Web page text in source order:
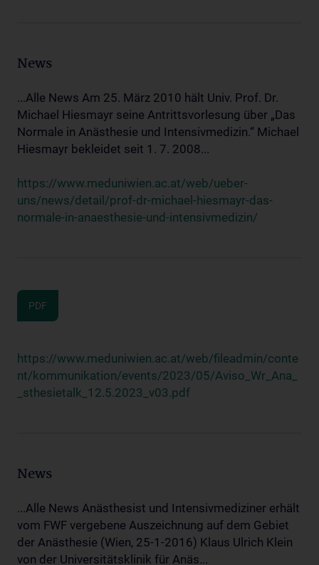
News
...Alle News Am 25. März 2010 hält Univ. Prof. Dr.
Michael Hiesmayr seine Antrittsvorlesung über „Das
Normale in Anästhesie und Intensivmedizin.“ Michael
Hiesmayr bekleidet seit 1. 7. 2008...
https://www.meduniwien.ac.at/web/ueber-
uns/news/detail/prof-dr-michael-hiesmayr-das-
normale-in-anaesthesie-und-intensivmedizin/
PDF
https://www.meduniwien.ac.at/web/fileadmin/conte
nt/kommunikation/events/2023/05/Aviso_Wr_Ana_
_sthesietalk_12.5.2023_v03.pdf
News
...Alle News Anästhesist und Intensivmediziner erhält
vom FWF vergebene Auszeichnung auf dem Gebiet
der Anästhesie (Wien, 25-1-2016) Klaus Ulrich Klein
von der Universitätsklinik für Anäs...